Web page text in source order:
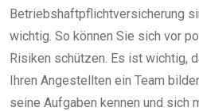
Betriebshaftpflichtversicherung
wichtig. So können Sie sich vor
Risiken schützen. Es ist wichtig,
Ihren Angestellten ein Team
seine Aufgaben kennen und sich